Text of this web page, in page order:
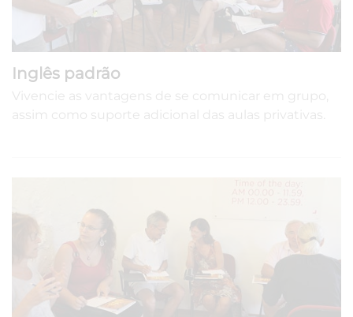
Inglês padrão
Vivencie as vantagens de se comunicar em grupo,
assim como suporte adicional das aulas privativas.